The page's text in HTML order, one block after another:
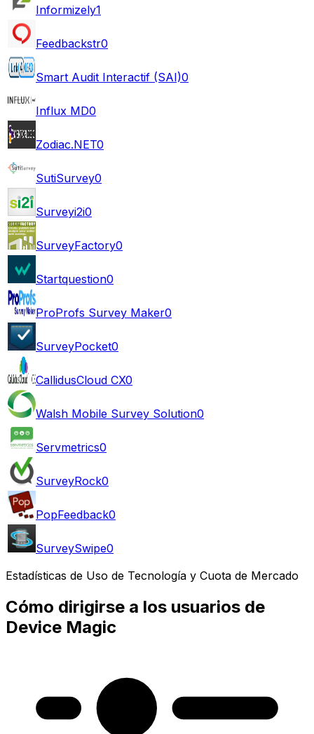
Informizely1
Feedbackstr0
Smart Audit Interactif (SAI)0
Influx MD0
Zodiac.NET0
SutiSurvey0
Surveyi2i0
SurveyFactory0
Startquestion0
ProProfs Survey Maker0
SurveyPocket0
CallidusCloud CX0
Walsh Mobile Survey Solution0
Servmetrics0
SurveyRock0
PopFeedback0
SurveySwipe0
Estadísticas de Uso de Tecnología y Cuota de Mercado
Cómo dirigirse a los usuarios de
Device Magic